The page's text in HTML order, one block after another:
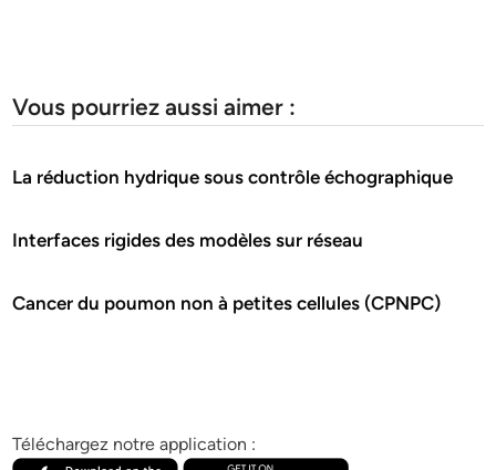
Vous pourriez aussi aimer :
La réduction hydrique sous contrôle échographique
Interfaces rigides des modèles sur réseau
Cancer du poumon non à petites cellules (CPNPC)
Téléchargez notre application :